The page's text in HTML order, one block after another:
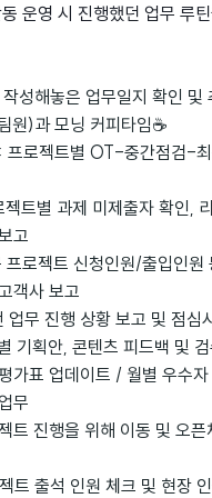
운영 시 진행했던 업무 루
성해놓은 업무일지 확인 및
원)과 모닝 커피타임☕️
프로젝트별 OT-중간점검-
트별 과제 미제출자 확인,
고
프로젝트 신청인원/출입인원
객사 보고
업무 진행 상황 보고 및 점심
기획안, 콘텐츠 피드백 및
가표 업데이트 / 월별 우수
무
트 진행을 위해 이동 및 오픈
트 출석 인원 체크 및 현장